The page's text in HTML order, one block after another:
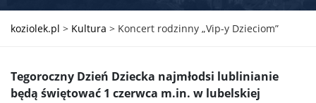
koziolek.pl > Kultura > Koncert rodzinny „Vip-y Dzieciom”
Tegoroczny Dzień Dziecka najmłodsi lublinianie
będą świętować 1 czerwca m.in. w lubelskiej